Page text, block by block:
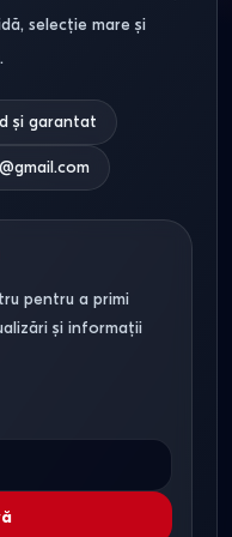
sunt blaturile
rezistente la
temperatură.
în
măsură de calitatea
echipate cu balamale
închiderea lină și
mii de cicluri de
exploatarea zilnică.
selecție mare și
și garantat
pentru a primi
și informații